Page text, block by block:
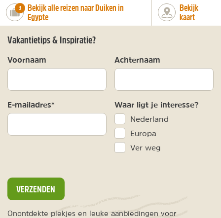
number_of_trips:
3
Bekijk alle reizen naar Duiken in
Egypte
Bekijk
kaart
Vakantietips & Inspiratie?
Voornaam Achternaam
E-mailadres* Waar ligt je interesse?
Nederland
Europa
Ver weg
VERZENDEN
Onontdekte plekjes en leuke aanbiedingen voor